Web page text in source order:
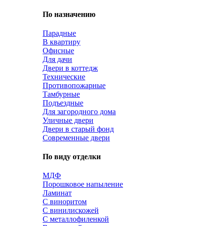
По назначению
Парадные
В квартиру
Офисные
Для дачи
Двери в коттедж
Технические
Противопожарные
Тамбурные
Подъездные
Для загородного дома
Уличные двери
Двери в старый фонд
Современные двери
По виду отделки
МДФ
Порошковое напыление
Ламинат
С виноритом
С винилискожей
С металлофиленкой